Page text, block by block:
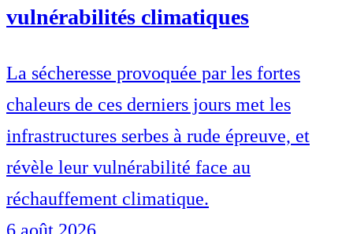
vulnérabilités climatiques
La sécheresse provoquée par les fortes
chaleurs de ces derniers jours met les
infrastructures serbes à rude épreuve, et
révèle leur vulnérabilité face au
réchauffement climatique.